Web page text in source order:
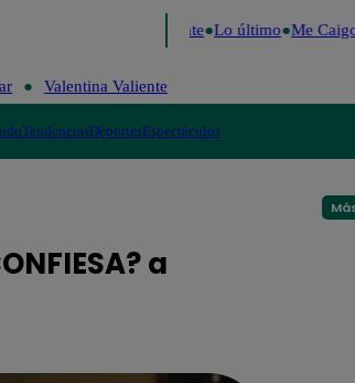
Valentina Valiente Lo último Me Caigo
Valentina Valiente
TendenciasDeportesEspectáculos
a